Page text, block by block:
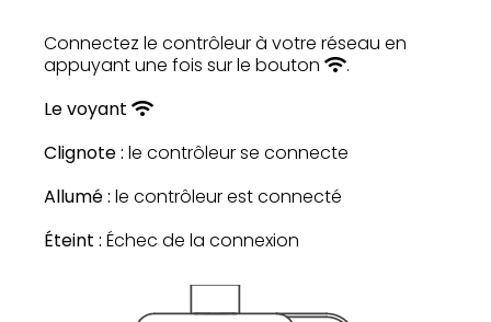
Connectez le contrôleur à votre réseau en
appuyant une fois sur le bouton
.
Le voyant
Clignote : le contrôleur se connecte
Allumé : le contrôleur est connecté
Éteint : Échec de la connexion